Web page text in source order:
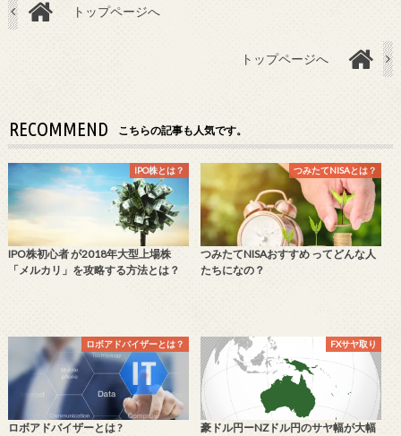
トップページへ
トップページへ
RECOMMEND こちらの記事も人気です。
IPO株とは？
IPO株初心者 が2018年大型上場株
「メルカリ」を攻略する方法とは？
つみたてNISAとは？
つみたてNISAおすすめ ってどんな人
たちになの？
ロボアドバイザーとは？
ロボアドバイザーとは ?
FXサヤ取り
豪ドル円ーNZドル円のサヤ幅が大幅